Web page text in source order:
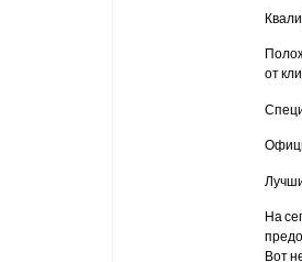
от
На
Вот